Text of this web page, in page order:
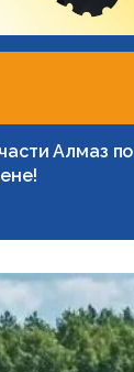
Алмаз по